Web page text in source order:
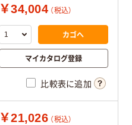
￥34,004 （税込）
カゴへ
マイカタログ登録
比較表に追加
￥21,026 （税込）